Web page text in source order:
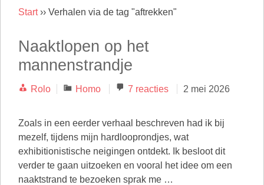
Start›› Verhalen via de tag "aftrekken"
Naaktlopen op het
mannenstrandje
Rolo Categorieën
Homo 7 reacties 2 mei 2026
Zoals in een eerder verhaal beschreven had ik bij
mezelf, tijdens mijn hardlooprondjes, wat
exhibitionistische neigingen ontdekt. Ik besloot dit
verder te gaan uitzoeken en vooral het idee om een
naaktstrand te bezoeken sprak me …